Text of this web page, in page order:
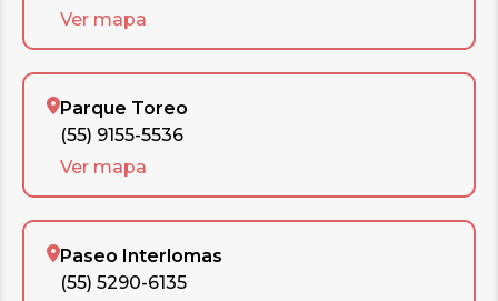
Ver mapa
Parque Toreo
(55) 9155-5536
Ver mapa
Paseo Interlomas
(55) 5290-6135